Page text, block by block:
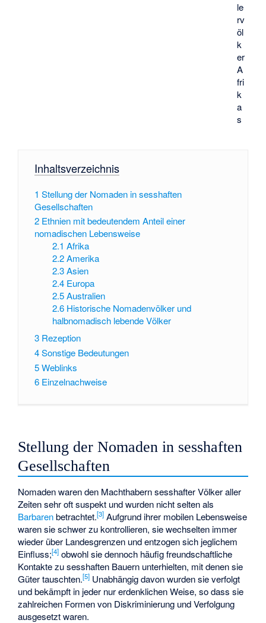
le
rv
öl
k
er
A
fri
k
a
s
Inhaltsverzeichnis
1 Stellung der Nomaden in sesshaften
Gesellschaften
2 Ethnien mit bedeutendem Anteil einer
nomadischen Lebensweise
2.1 Afrika
2.2 Amerika
2.3 Asien
2.4 Europa
2.5 Australien
2.6 Historische Nomadenvölker und
halbnomadisch lebende Völker
3 Rezeption
4Sonstige Bedeutungen
5Weblinks
6 Einzelnachweise
Stellung der Nomaden in sesshaften
Gesellschaften
Nomaden waren den Machthabern sesshafter Völker aller
Zeiten sehr oft suspekt und wurden nicht selten als
Barbarenbetrachtet.[3] Aufgrund ihrer mobilen Lebensweise
waren sie schwer zu kontrollieren, sie wechselten immer
wieder über Landesgrenzen und entzogen sich jeglichem
Einfluss;[4] obwohl sie dennoch häufig freundschaftliche
Kontakte zu sesshaften Bauern unterhielten, mit denen sie
Güter tauschten.[5] Unabhängig davon wurden sie verfolgt
und bekämpft in jeder nur erdenklichen Weise, so dass sie
zahlreichen Formen von Diskriminierung und Verfolgung
ausgesetzt waren.